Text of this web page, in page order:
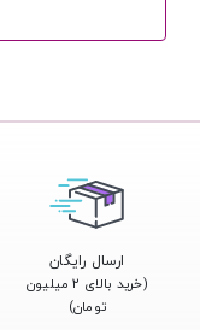
ارسال رایگان
(خرید بالای ۲ میلیون
تومان)